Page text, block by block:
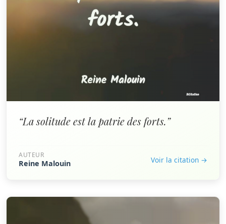
“La solitude est la patrie des forts.”
AUTEUR
Reine Malouin Voir la citation →